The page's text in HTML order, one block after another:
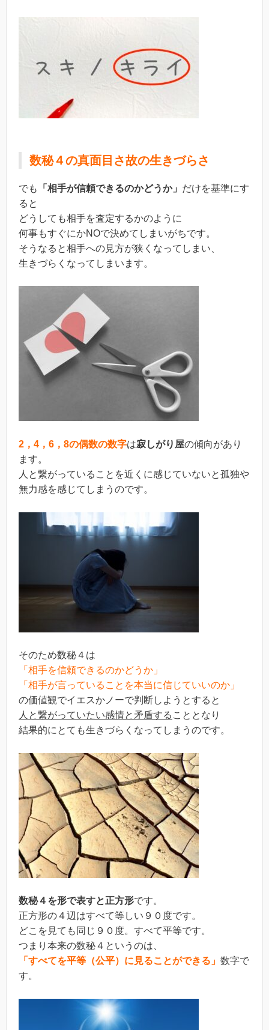
数秘４の真面目さ故の生きづらさ
でも 「相手が信頼できるのかどうか」 だけを基準にす
ると
どうしても相手を査定するかのように
何事もすぐにかNOで決めてしまいがちです。
そうなると相手への見方が狭くなってしまい、
生きづらくなってしまいます。
2，4，6，8の偶数の数字は寂しがり屋の傾向があり
ます。
人と繋がっていることを近くに感じていないと孤独や
無力感を感じてしまうのです。
そのため数秘４は
「相手を信頼できるのかどうか」
「相手が言っていることを本当に信じていいのか」
の価値観でイエスかノーで判断しようとすると
人と繋がっていたい感情と矛盾する こととなり
結果的にとても生きづらくなってしまうのです。
数秘４を形で表すと正方形です。
正方形の４辺はすべて等しい９０度です。
どこを見ても同じ９０度。すべて平等です。
つまり本来の数秘４というのは、
「すべてを平等（公平）に見ることができる」 数字で
す。